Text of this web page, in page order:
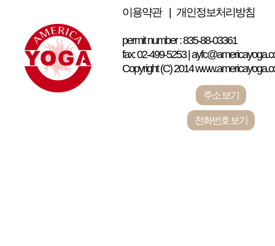
이용약관 | 개인정보처리방침
permit number : 835-88-03361
fax: 02-499-5253 |
Copyright (C) 2014
주소 보기
전화번호 보기